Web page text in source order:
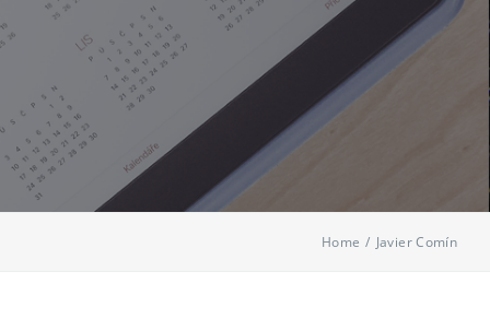
Home / Javier Comín